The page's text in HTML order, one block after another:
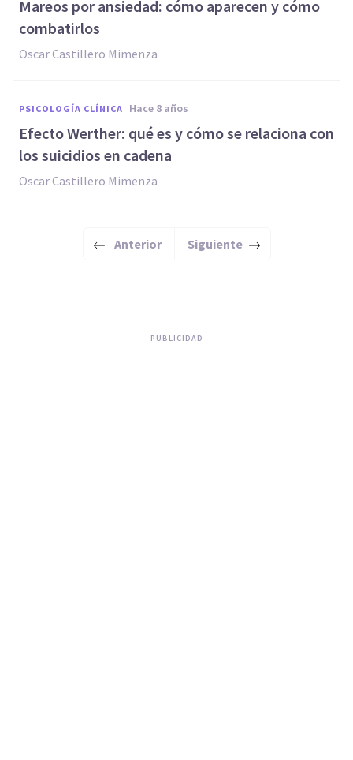
Mareos por ansiedad: cómo aparecen y cómo
combatirlos
Oscar Castillero Mimenza
PSICOLOGÍA CLÍNICA hace 8 años
Efecto Werther: qué es y cómo se relaciona con
los suicidios en cadena
Oscar Castillero Mimenza
Anterior Siguiente
PUBLICIDAD